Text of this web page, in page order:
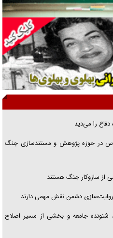
با برنامه تلویزیونی «نبرد
شد
دفاع را می‌دید
در حوزه پژوهش و مستندسازی جنگ
از سازوکار جنگ هستند
روایت‌سازی دشمن نقش مهمی دارند
شنونده جامعه و بخشی از مسیر اصلاح